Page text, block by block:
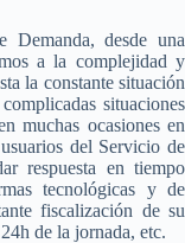
desde una
a la complejidad y
la constante situación
situaciones
muchas ocasiones en
del Servicio de
respuesta en tiempo
tecnológicas y de
fiscalización de su
de la jornada, etc.